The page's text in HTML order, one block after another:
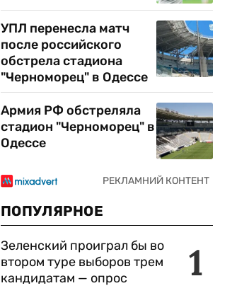
УПЛ перенесла матч
после российского
обстрела стадиона
"Черноморец" в Одессе
Армия РФ обстреляла
стадион "Черноморец" в
Одессе
ПОПУЛЯРНОЕ
1
Зеленский проиграл бы во
втором туре выборов трем
кандидатам — опрос